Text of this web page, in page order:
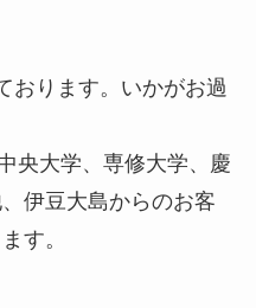
おります。いかがお過
央大学、専修大学、慶
伊豆大島からのお客
す。